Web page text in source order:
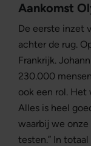
Aankomst
De eerste inzet
achter de rug.
Frankrijk.
230.000
ook een rol. Het
Alles is heel
waarbij we
testen.” In